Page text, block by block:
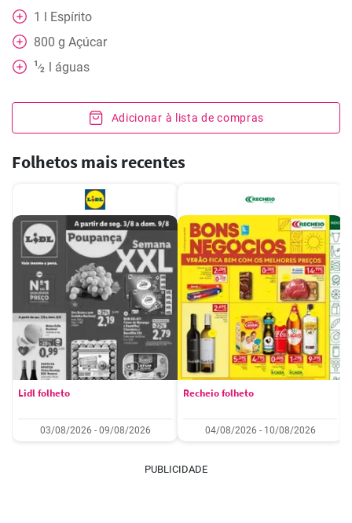
1 l Espírito
800 g Açúcar
1⁄2 l águas
Adicionar à lista de compras
Folhetos mais recentes
Lidl folheto
03/08/2026 - 09/08/2026
Recheio folheto
04/08/2026 - 10/08/2026
PUBLICIDADE